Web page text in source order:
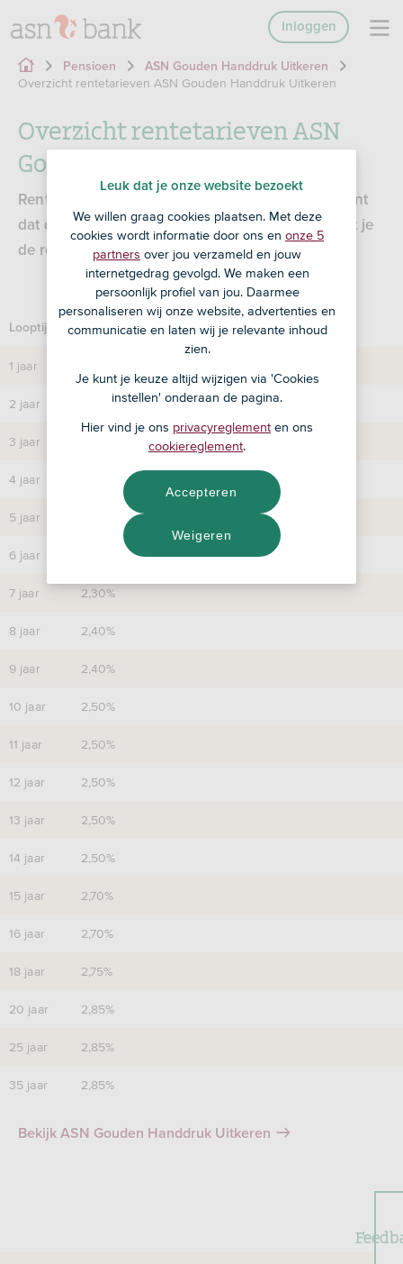
Inloggen
Pensioen ASN Gouden Handdruk Uitkeren
Overzicht rentetarieven ASN Gouden Handdruk Uitkeren
Overzicht rentetarieven ASN
Gouden Handdruk Uitkeren
Rentewijzigingen zijn voorbehouden. Dat betekent
dat de rente nog kan wijzigen tot het moment dat je
de rekening afsluit.
Looptijd Vaste rente op jaarbasis per 25 augustus 2025
1 jaar
2 jaar 1,80%
3 jaar
4 jaar
5 jaar
6 jaar
7 jaar 2,30%
8 jaar 2,40%
9 jaar 2,40%
10 jaar 2,50%
11 jaar 2,50%
12 jaar 2,50%
13 jaar 2,50%
14 jaar 2,50%
15 jaar 2,70%
16 jaar 2,70%
18 jaar 2,75%
20 jaar 2,85%
25 jaar 2,85%
35 jaar 2,85%
Bekijk ASN Gouden Handdruk Uitkeren
Leuk dat je onze website bezoekt
We willen graag cookies plaatsen. Met deze
cookies wordt informatie door ons en onze 5
partners over jou verzameld en jouw
internetgedrag gevolgd. We maken een
persoonlijk profiel van jou. Daarmee
personaliseren wij onze website, advertenties en
communicatie en laten wij je relevante inhoud
zien.
Je kunt je keuze altijd wijzigen via 'Cookies
instellen' onderaan de pagina.
Hier vind je ons privacyreglement en ons
cookiereglement.
Weigeren
Accepteren